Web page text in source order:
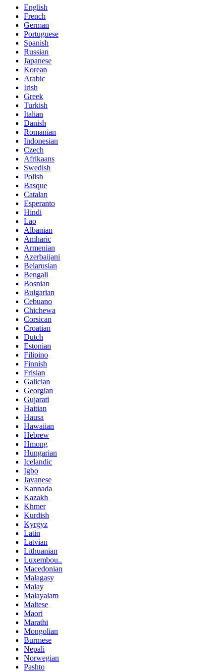
English
French
German
Portuguese
Spanish
Russian
Japanese
Korean
Arabic
Irish
Greek
Turkish
Italian
Danish
Romanian
Indonesian
Czech
Afrikaans
Swedish
Polish
Basque
Catalan
Esperanto
Hindi
Lao
Albanian
Amharic
Armenian
Azerbaijani
Belarusian
Bengali
Bosnian
Bulgarian
Cebuano
Chichewa
Corsican
Croatian
Dutch
Estonian
Filipino
Finnish
Frisian
Galician
Georgian
Gujarati
Haitian
Hausa
Hawaiian
Hebrew
Hmong
Hungarian
Icelandic
Igbo
Javanese
Kannada
Kazakh
Khmer
Kurdish
Kyrgyz
Latin
Latvian
Lithuanian
Luxembou..
Macedonian
Malagasy
Malay
Malayalam
Maltese
Maori
Marathi
Mongolian
Burmese
Nepali
Norwegian
Pashto